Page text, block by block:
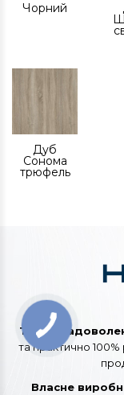
Чорний
Дуб
Сонома
трюфель
Тисячі
та практично 100%
Власне